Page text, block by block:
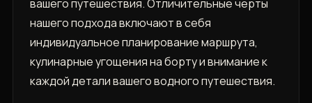
вашего путешествия. Отличительные черты
нашего подхода включают в себя
индивидуальное планирование маршрута,
кулинарные угощения на борту и внимание к
каждой детали вашего водного путешествия.